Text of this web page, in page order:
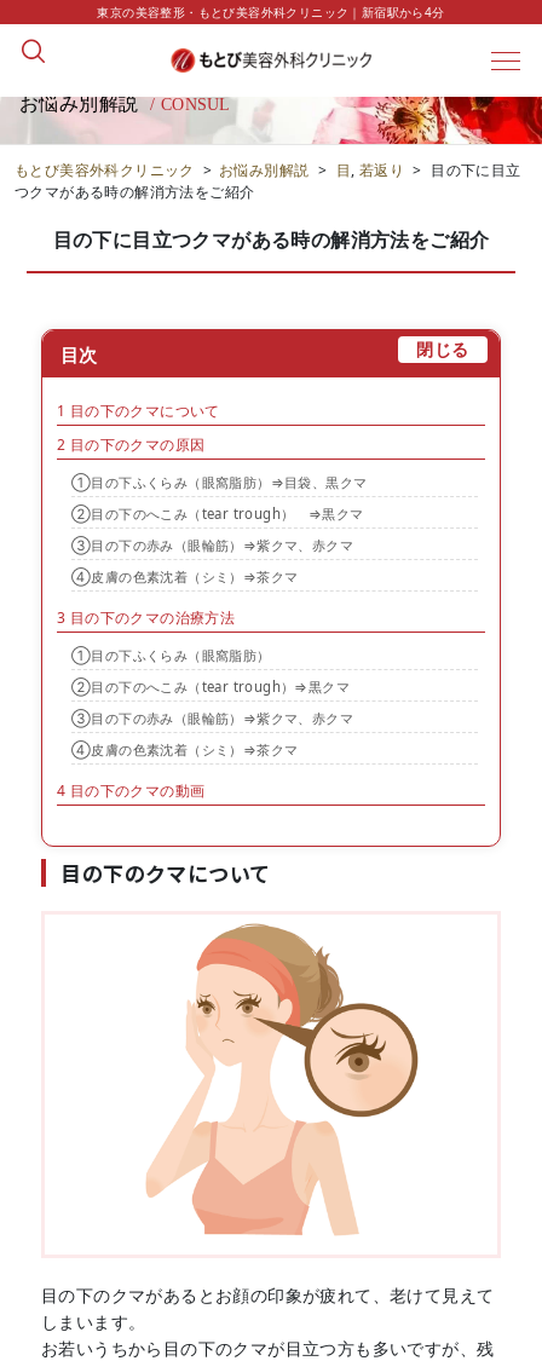
東京の美容整形・もとび美容外科クリニック｜新宿駅から4分
お悩み別解説 / CONSUL
もとび美容外科クリニック > お悩み別解説 > 目, 若返り > 目の下に目立
つクマがある時の解消方法をご紹介
目の下に目立つクマがある時の解消方法をご紹介
目次 閉じる
1 目の下のクマについて
2 目の下のクマの原因
①目の下ふくらみ（眼窩脂肪）⇒目袋、黒クマ
②目の下のへこみ（tear trough） ⇒黒クマ
③目の下の赤み（眼輪筋）⇒紫クマ、赤クマ
④皮膚の色素沈着（シミ）⇒茶クマ
3 目の下のクマの治療方法
①目の下ふくらみ（眼窩脂肪）
②目の下のへこみ（tear trough）⇒黒クマ
③目の下の赤み（眼輪筋）⇒紫クマ、赤クマ
④皮膚の色素沈着（シミ）⇒茶クマ
4 目の下のクマの動画
目の下のクマについて
目の下のクマがあるとお顔の印象が疲れて、老けて見えて
しまいます。
お若いうちから目の下のクマが目立つ方も多いですが、残